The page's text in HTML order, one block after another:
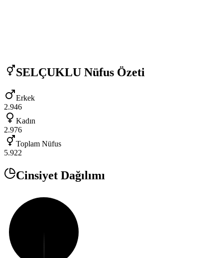
SELÇUKLU Nüfus Özeti
Erkek
2.946
Kadın
2.976
Toplam Nüfus
5.922
Cinsiyet Dağılımı